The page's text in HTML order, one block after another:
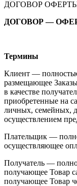
ДОГОВОР
ДОГОВОР —
Термины
Клиент —
размещающее
в качестве
приобретенные на
личных, семейных,
осуществлением
Плательщик —
осуществляющее
Получатель —
получающее Товар
получающее Товар